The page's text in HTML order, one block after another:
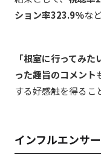
ション率323.9％な
「根室に行ってみ
った趣旨のコメント
する好感触を得るこ
インフルエンサ